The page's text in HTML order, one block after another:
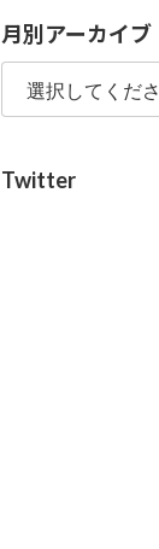
月別アーカイブ
Twitter